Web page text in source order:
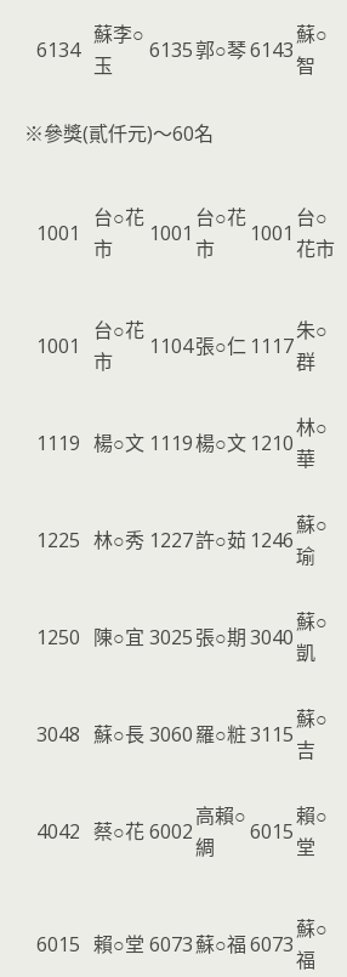
6134
蘇李○
玉
6135郭○琴6143
蘇○
智
※參獎(貳仟元)～60名
1001
台○花
市
1001
台○花
市
1001
台○
花市
1001
台○花
市
1104張○仁 1117
朱○
群
1119 楊○文 1119楊○文 1210
林○
華
1225 林○秀 1227許○茹 1246
蘇○
瑜
1250 陳○宜 3025張○期3040
蘇○
凱
3048 蘇○長3060羅○粧3115
蘇○
吉
4042 蔡○花6002
高賴○
綢
6015
賴○
堂
6015 賴○堂 6073蘇○福6073
蘇○
福